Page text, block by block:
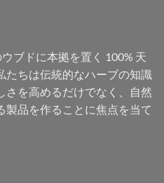
ブドに本拠を置く 100% 天
たちは伝統的なハーブの知識
さを高めるだけでなく、自然
製品を作ることに焦点を当て